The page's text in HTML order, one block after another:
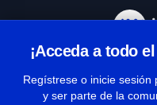
¡Acceda a todo
Regístrese o inicie sesión
y ser parte de la